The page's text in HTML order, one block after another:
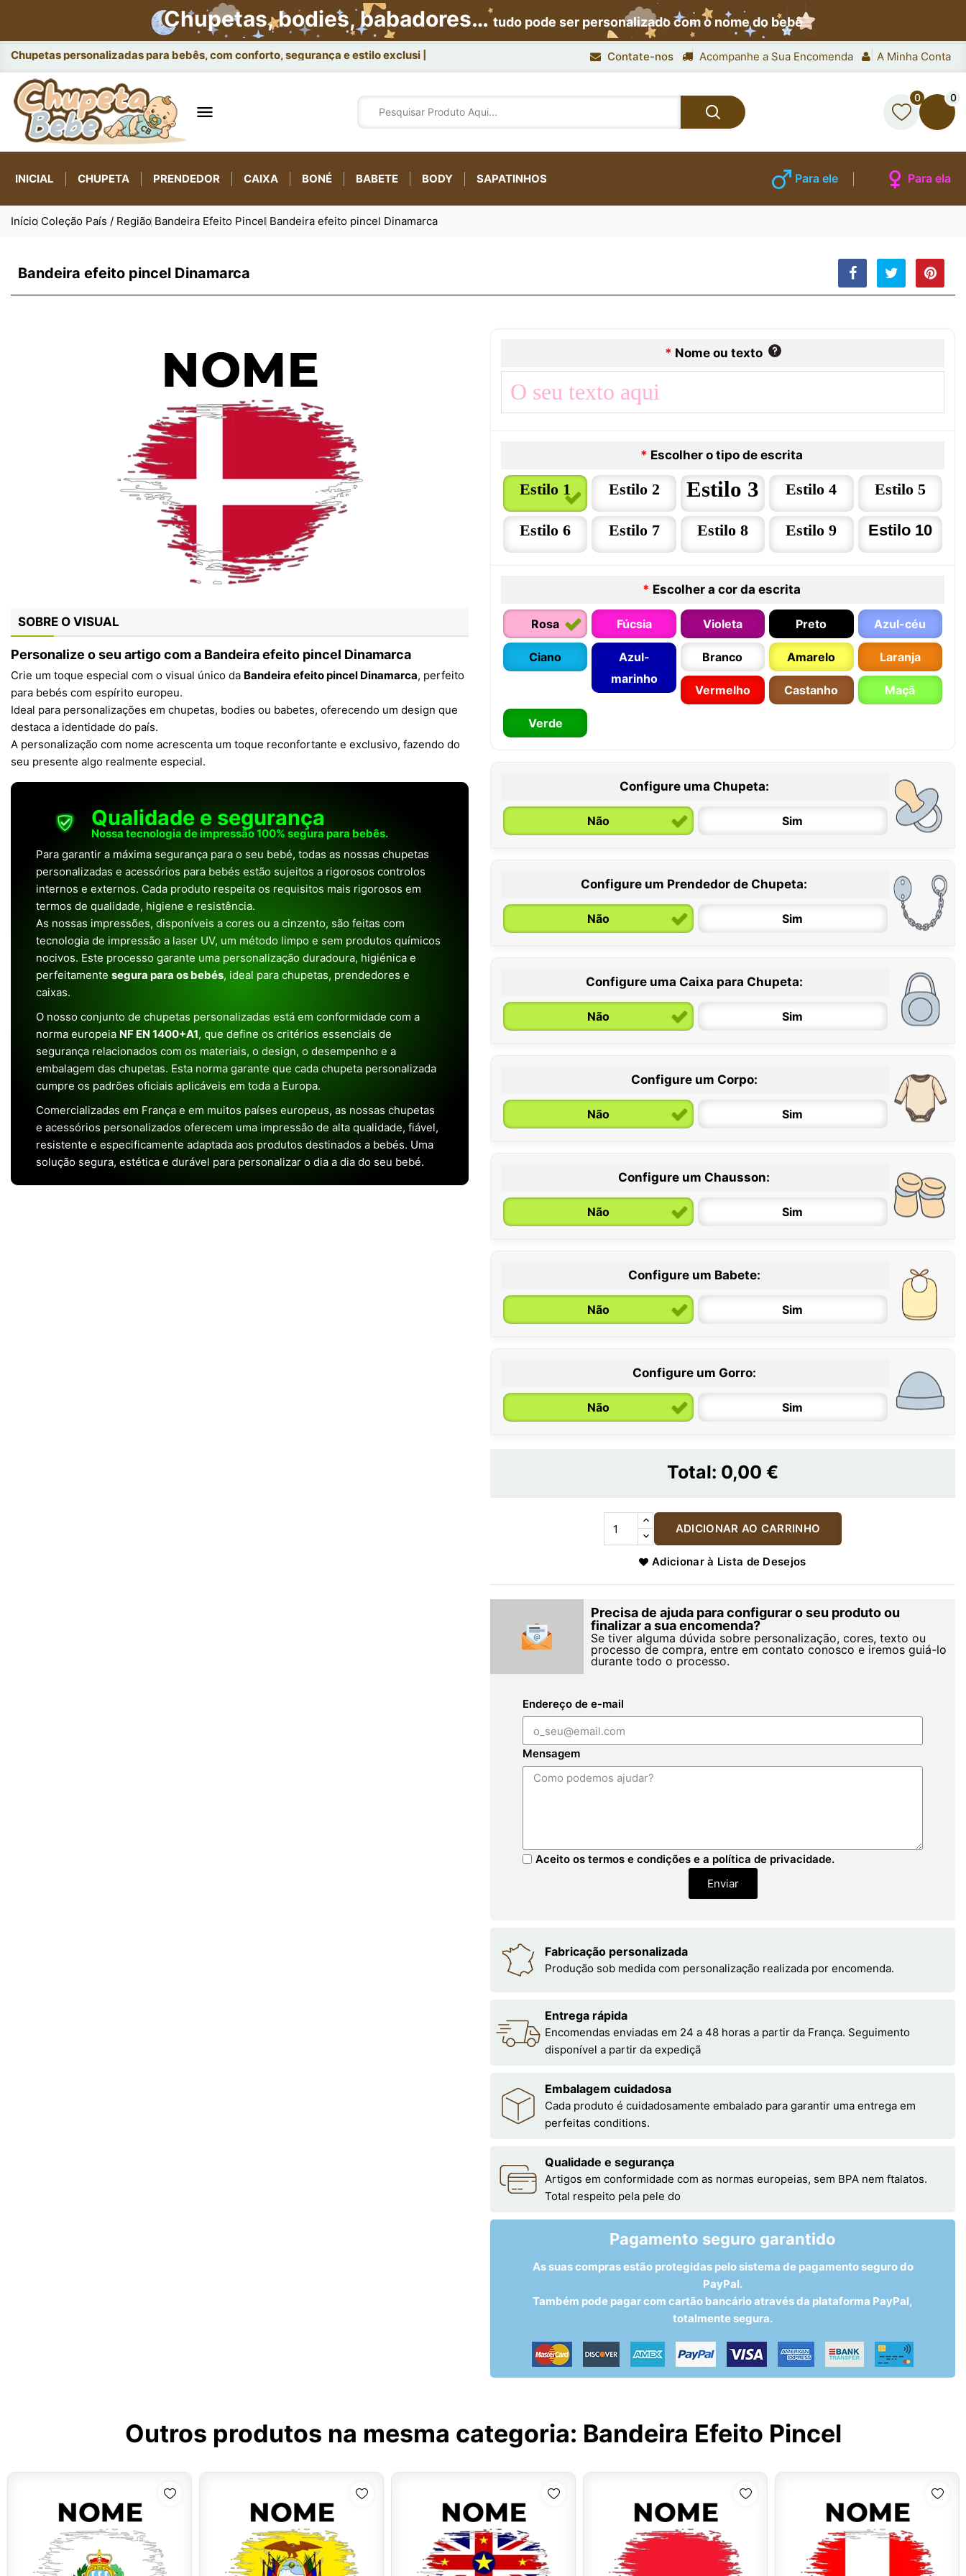
Chupetas, bodies, babadores…tudo pode ser personalizado com o nome do bebê
Chupetas personalizadas para bebês, com conforto, segurança e estilo exclusivo. Contate-nos Acompanhe a Sua Encomenda A Minha Conta

0 0
INICIAL CHUPETA PRENDEDOR CAIXA BONÉ BABETE BODY SAPATINHOS Para ele Para ela
Início Coleção País / Região Bandeira Efeito Pincel Bandeira efeito pincel Dinamarca
Bandeira efeito pincel Dinamarca
SOBRE O VISUAL
Personalize o seu artigo com a Bandeira efeito pincel Dinamarca
Crie um toque especial com o visual único da Bandeira efeito pincel Dinamarca, perfeito
para bebés com espírito europeu.
Ideal para personalizações em chupetas, bodies ou babetes, oferecendo um design que
destaca a identidade do país.
A personalização com nome acrescenta um toque reconfortante e exclusivo, fazendo do
seu presente algo realmente especial.
Qualidade e segurança
Nossa tecnologia de impressão 100% segura para bebês.
Para garantir a máxima segurança para o seu bebé, todas as nossas chupetas
personalizadas e acessórios para bebés estão sujeitos a rigorosos controlos
internos e externos. Cada produto respeita os requisitos mais rigorosos em
termos de qualidade, higiene e resistência.
As nossas impressões, disponíveis a cores ou a cinzento, são feitas com
tecnologia de impressão a laser UV, um método limpo e sem produtos químicos
nocivos. Este processo garante uma personalização duradoura, higiénica e
perfeitamente segura para os bebés, ideal para chupetas, prendedores e
caixas.
O nosso conjunto de chupetas personalizadas está em conformidade com a
norma europeia NF EN 1400+A1, que define os critérios essenciais de
segurança relacionados com os materiais, o design, o desempenho e a
embalagem das chupetas. Esta norma garante que cada chupeta personalizada
cumpre os padrões oficiais aplicáveis em toda a Europa.
Comercializadas em França e em muitos países europeus, as nossas chupetas
e acessórios personalizados oferecem uma impressão de alta qualidade, fiável,
resistente e especificamente adaptada aos produtos destinados a bebés. Uma
solução segura, estética e durável para personalizar o dia a dia do seu bebé.
* Nome ou texto
* Escolher o tipo de escrita
Estilo 1 Estilo 2 Estilo 3 Estilo 4 Estilo 5
Estilo 6 Estilo 7 Estilo 8 Estilo 9 Estilo 10
* Escolher a cor da escrita
Rosa Fúcsia Violeta Preto Azul-céu
Ciano
Azul-
marinho
Branco Amarelo Laranja
Vermelho Castanho Maçã
Verde
Configure uma Chupeta:
Não Sim
0 / 6 meses
Configure um Prendedor de Chupeta:
Não Sim
Configure uma Caixa para Chupeta:
Não Sim
Configure um Corpo:
Não Sim
6 / 12 meses 12 / 18 meses
Configure um Chausson:
Não Sim
Configure um Babete:
Não Sim
Configure um Gorro:
Não Sim
Total: 0,00 €
ADICIONAR AO CARRINHO
Adicionar à Lista de Desejos
Precisa de ajuda para configurar o seu produto ou
finalizar a sua encomenda?
Se tiver alguma dúvida sobre personalização, cores, texto ou
processo de compra, entre em contato conosco e iremos guiá-lo
durante todo o processo.
Endereço de e-mail
Mensagem
Aceito os termos e condições e a política de privacidade.
Enviar
Fabricação personalizada
Produção sob medida com personalização realizada por encomenda.
Entrega rápida
Encomendas enviadas em 24 a 48 horas a partir da França. Seguimento
disponível a partir da expediçã
Embalagem cuidadosa
Cada produto é cuidadosamente embalado para garantir uma entrega em
perfeitas conditions.
Qualidade e segurança
Artigos em conformidade com as normas europeias, sem BPA nem ftalatos.
Total respeito pela pele do
Pagamento seguro garantido
As suas compras estão protegidas pelo sistema de pagamento seguro do
PayPal.
Também pode pagar com cartão bancário através da plataforma PayPal,
totalmente segura.
Outros produtos na mesma categoria: Bandeira Efeito Pincel